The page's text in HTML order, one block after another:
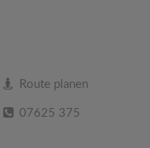
Route planen
07625 375